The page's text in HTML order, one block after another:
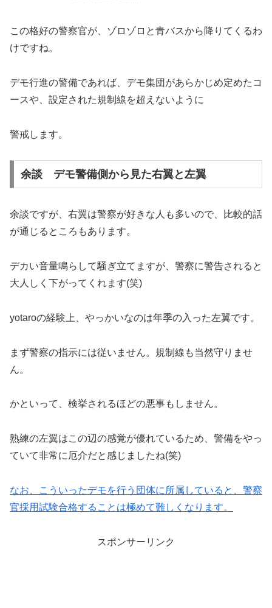
この格好の警察官が、ゾロゾロと青バスから降りてくるわ
けですね。
デモ行進の警備であれば、デモ集団があらかじめ定めたコ
ースや、設定された規制線を超えないように
警戒します。
余談 デモ警備側から見た右翼と左翼
余談ですが、右翼は警察が好きな人も多いので、比較的話
が通じるところもあります。
デカい音量鳴らして騒ぎ立てますが、警察に警告されると
大人しく下がってくれます(笑)
yotaroの経験上、やっかいなのは年季の入った左翼です。
まず警察の指示には従いません。規制線も当然守りませ
ん。
かといって、検挙されるほどの悪事もしません。
熟練の左翼はこの辺の感覚が優れているため、警備をやっ
ていて非常に厄介だと感じましたね(笑)
なお、こういったデモを行う団体に所属していると、警察
官採用試験合格することは極めて難しくなります。
スポンサーリンク